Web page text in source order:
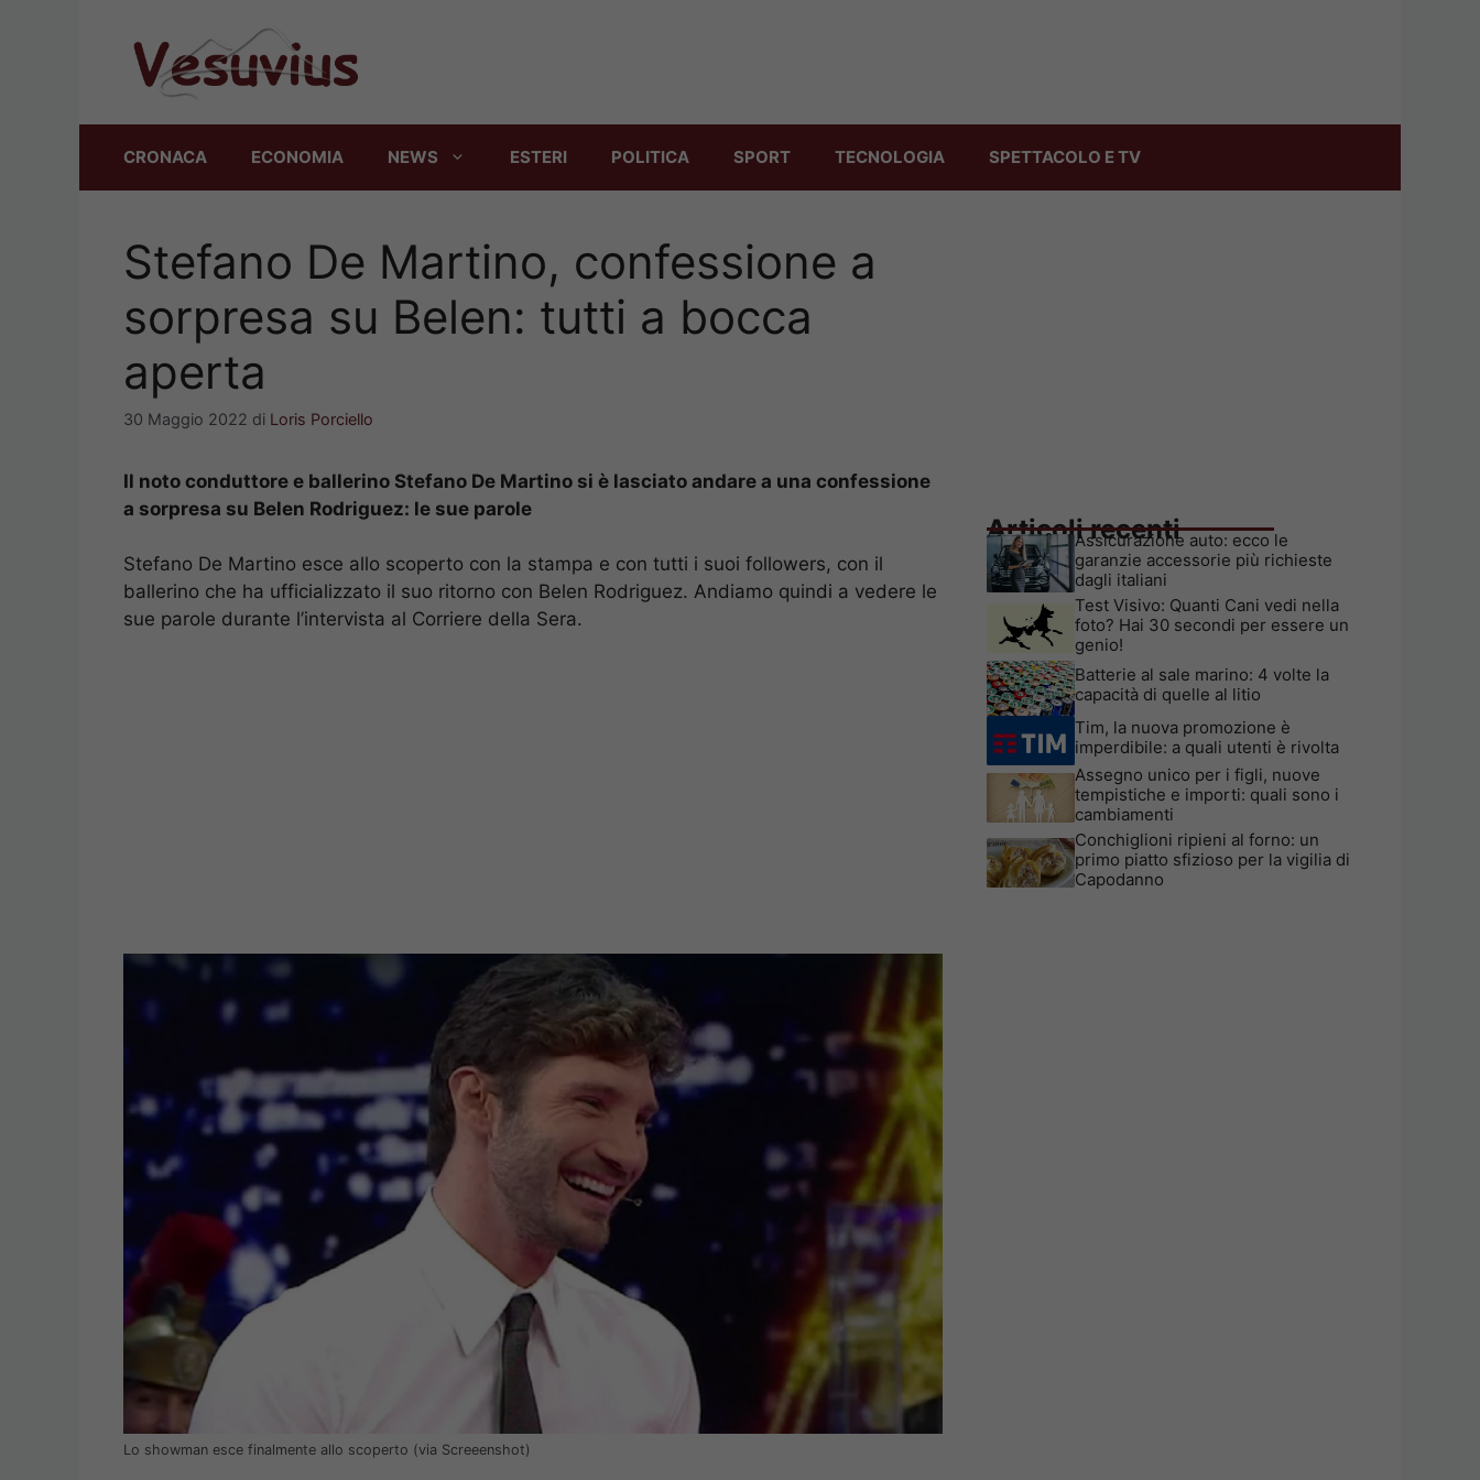
CRONACA ECONOMIA NEWS ESTERI POLITICA SPORT TECNOLOGIA SPETTACOLO E TV
Stefano De Martino, confessione a
sorpresa su Belen: tutti a bocca
aperta
30 Maggio 2022 di Loris Porciello
Il noto conduttore e ballerino Stefano De Martino si è lasciato andare a una confessione
a sorpresa su Belen Rodriguez: le sue parole
Stefano De Martino esce allo scoperto con la stampa e con tutti i suoi followers, con il
ballerino che ha ufficializzato il suo ritorno con Belen Rodriguez. Andiamo quindi a vedere le
sue parole durante l’intervista al Corriere della Sera.
Lo showman esce finalmente allo scoperto (via Screeenshot)
Articoli recenti
Assicurazione auto: ecco le
garanzie accessorie più richieste
dagli italiani
Test Visivo: Quanti Cani vedi nella
foto? Hai 30 secondi per essere un
genio!
Batterie al sale marino: 4 volte la
capacità di quelle al litio
Tim, la nuova promozione è
imperdibile: a quali utenti è rivolta
Assegno unico per i figli, nuove
tempistiche e importi: quali sono i
cambiamenti
Conchiglioni ripieni al forno: un
primo piatto sfizioso per la vigilia di
Capodanno